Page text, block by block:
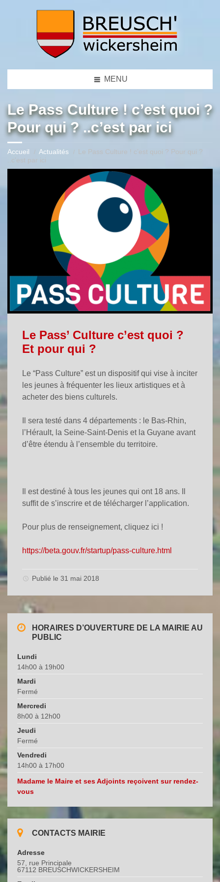
MENU
Le Pass Culture ! c’est quoi ?
Pour qui ? ..c’est par ici
Accueil Actualités
Le Pass Culture ! c’est quoi ? Pour qui ?
..c’est par ici
Le Pass’ Culture c’est quoi ?
Et pour qui ?
Le “Pass Culture” est un dispositif qui vise à inciter
les jeunes à fréquenter les lieux artistiques et à
acheter des biens culturels.
Il sera testé dans 4 départements : le Bas-Rhin,
l’Hérault, la Seine-Saint-Denis et la Guyane avant
d’être étendu à l’ensemble du territoire.
Il est destiné à tous les jeunes qui ont 18 ans. Il
suffit de s’inscrire et de télécharger l’application.
Pour plus de renseignement, cliquez ici !
https://beta.gouv.fr/startup/pass-culture.html
Publié le 31 mai 2018
HORAIRES D’OUVERTURE DE LA MAIRIE AU
PUBLIC
Lundi
14h00 à 19h00
Mardi
Fermé
Mercredi
8h00 à 12h00
Jeudi
Fermé
Vendredi
14h00 à 17h00
Madame le Maire et ses Adjoints reçoivent sur rendez-
vous
CONTACTS MAIRIE
Adresse
57, rue Principale
67112 BREUSCHWICKERSHEIM